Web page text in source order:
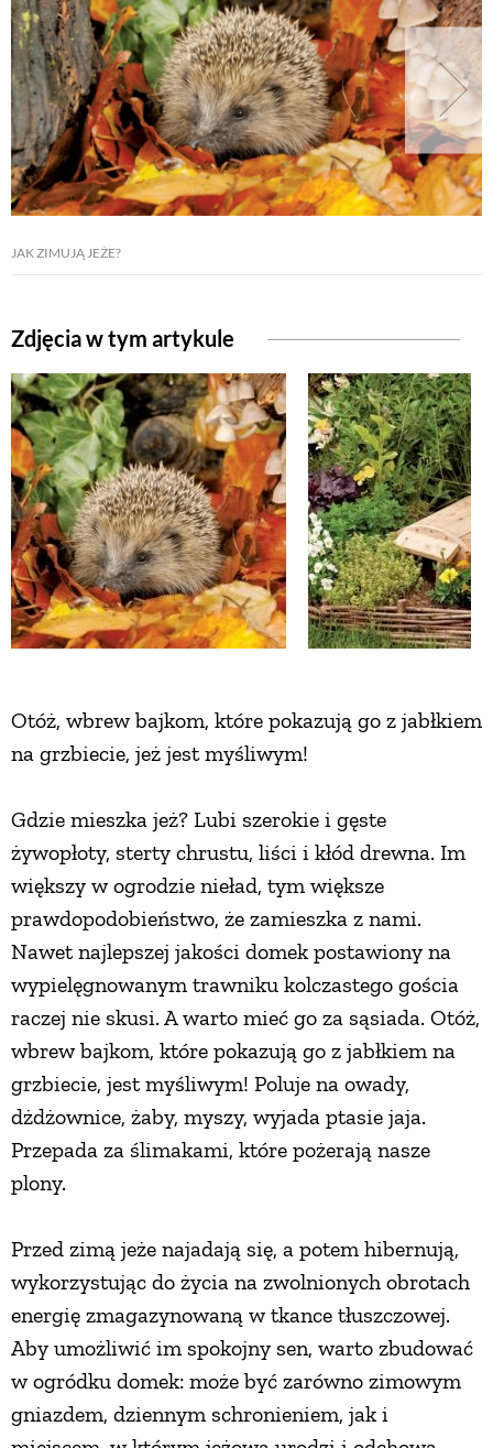
JAK ZIMUJĄ JEŻE?
Zdjęcia w tym artykule
Otóż, wbrew bajkom, które pokazują go z jabłkiem
na grzbiecie, jeż jest myśliwym!
Gdzie mieszka jeż? Lubi szerokie i gęste
żywopłoty, sterty chrustu, liści i kłód drewna. Im
większy w ogrodzie nieład, tym większe
prawdopodobieństwo, że zamieszka z nami.
Nawet najlepszej jakości domek postawiony na
wypielęgnowanym trawniku kolczastego gościa
raczej nie skusi. A warto mieć go za sąsiada. Otóż,
wbrew bajkom, które pokazują go z jabłkiem na
grzbiecie, jest myśliwym! Poluje na owady,
dżdżownice, żaby, myszy, wyjada ptasie jaja.
Przepada za ślimakami, które pożerają nasze
plony.
Przed zimą jeże najadają się, a potem hibernują,
wykorzystując do życia na zwolnionych obrotach
energię zmagazynowaną w tkance tłuszczowej.
Aby umożliwić im spokojny sen, warto zbudować
w ogródku domek: może być zarówno zimowym
gniazdem, dziennym schronieniem, jak i